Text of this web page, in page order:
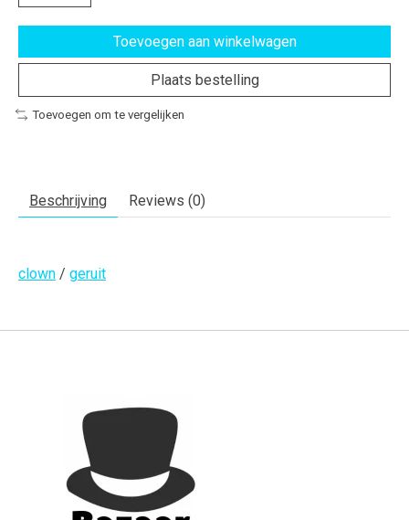
Toevoegen aan winkelwagen
Plaats bestelling
Toevoegen om te vergelijken
Beschrijving Reviews (0)
clown / geruit